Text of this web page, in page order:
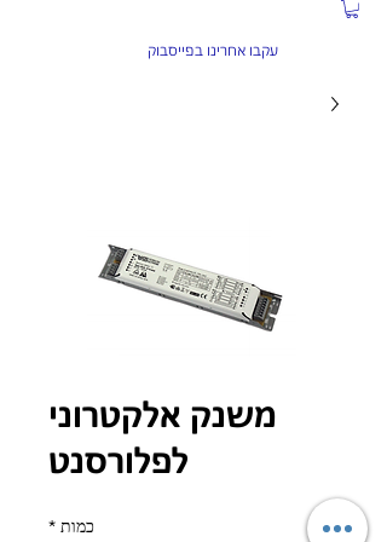
התקשרו עכשיו:
עקבו אחרינו בפייסבוק
משנק אלקטרוני
לפלורסנט
כמות *